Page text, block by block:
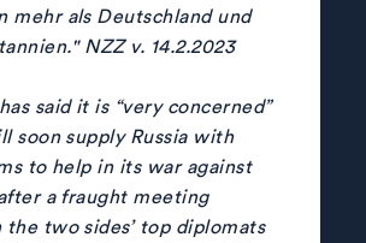
mehr als Deutschland und
NZZ v. 14.2.2023
said it is “very con­cerned”
soon sup­ply Rus­sia with
to help in its war against
a fraught meet­ing
two sides’ top dip­lo­mats